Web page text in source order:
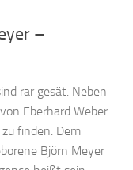
–
rar gesät. Neben
Eberhard Weber
finden. Dem
Björn Meyer